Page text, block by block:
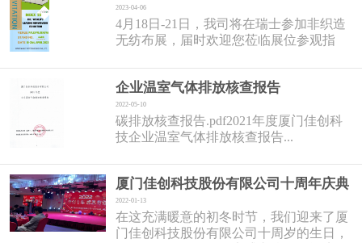
2023-04-06
4月18日-21日，我司将在瑞士参加非织造
无纺布展，届时欢迎您莅临展位参观指
企业温室气体排放核查报告
2022-05-10
碳排放核查报告.pdf2021年度厦门佳创科
技企业温室气体排放核查报告...
厦门佳创科技股份有限公司十周年庆典
2022-01-13
在这充满暖意的初冬时节，我们迎来了厦
门佳创科技股份有限公司十周岁的生日，